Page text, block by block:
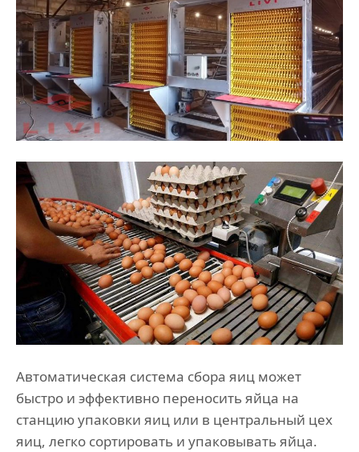
Автоматическая система сбора яиц может
быстро и эффективно переносить яйца на
станцию упаковки яиц или в центральный цех
яиц, легко сортировать и упаковывать яйца.